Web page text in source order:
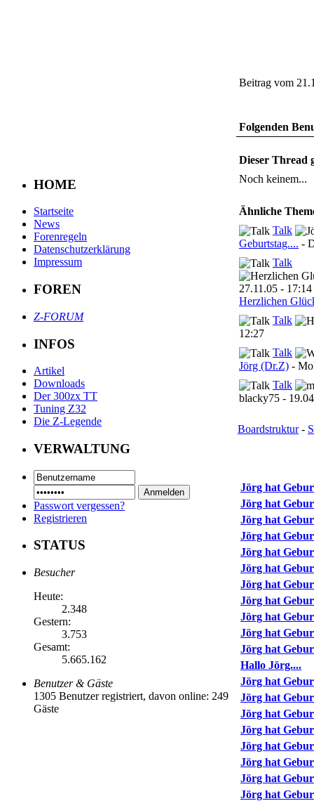
HOME
Startseite
News
Forenregeln
Datenschutzerklärung
Impressum
FOREN
Z-FORUM
INFOS
Artikel
Downloads
Der 300zx TT
Tuning Z32
Die Z-Legende
VERWALTUNG
Passwort vergessen?
Registrieren
STATUS
Besucher
Heute:
2.348
Gestern:
3.753
Gesamt:
5.665.162
Benutzer & Gäste
1305 Benutzer registriert, davon online: 249
Gäste
Beitrag vom
Folgenden
Dieser Thread
Noch keinem...
Ähnliche
Talk
Geburtstag.... -
Talk
Herzlichen
Talk
12:27
Talk
Jörg (Dr.Z) -
Talk
blacky75 -
Boardstruktur-
Jörg hat
Jörg hat
Jörg hat
Jörg hat
Jörg hat
Jörg hat
Jörg hat
Jörg hat
Jörg hat
Jörg hat
Jörg hat
Hallo Jörg....
Jörg hat
Jörg hat
Jörg hat
Jörg hat
Jörg hat
Jörg hat
Jörg hat
Jörg hat